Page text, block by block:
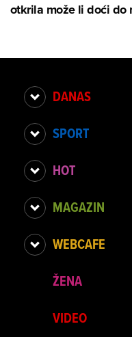
otkrila može li doći do
DANAS
SPORT
HOT
MAGAZIN
WEBCAFE
ŽENA
VIDEO